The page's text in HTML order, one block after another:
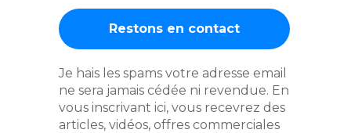
Je hais les spams votre adresse email
ne sera jamais cédée ni revendue. En
vous inscrivant ici, vous recevrez des
articles, vidéos, offres commerciales